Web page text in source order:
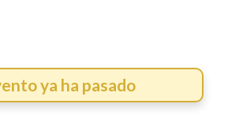
ya ha pasado